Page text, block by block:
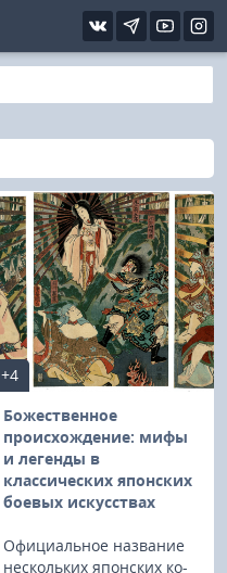
+4
Божественное
происхождение: мифы
и легенды в
классических японских
боевых искусствах
Официальное название
нескольких японских ко-